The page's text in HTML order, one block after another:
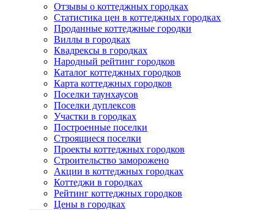
Отзывы о коттеджных городках
Статистика цен в коттеджных городках
Проданные коттеджные городки
Виллы в городках
Квадрексы в городках
Народный рейтинг городков
Каталог коттеджных городков
Карта коттеджных городков
Поселки таунхаусов
Поселки дуплексов
Участки в городках
Построенные поселки
Строящиеся поселки
Проекты коттеджных городков
Строительство заморожено
Акции в коттеджных городках
Коттеджи в городках
Рейтинг коттеджных городков
Цены в городках